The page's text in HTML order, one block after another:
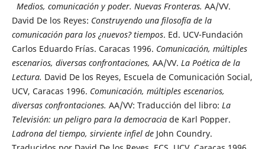
Medios, comunicación y poder. Nuevas Fronteras. AA/VV.
David De los Reyes: Construyendo una filosofía de la
comunicación para los ¿nuevos? tiempos. Ed. UCV-Fundación
Carlos Eduardo Frías. Caracas 1996. Comunicación, múltiples
escenarios, diversas confrontaciones, AA/VV. La Poética de la
Lectura. David De los Reyes, Escuela de Comunicación Social,
UCV, Caracas 1996. Comunicación, múltiples escenarios,
diversas confrontaciones. AA/VV: Traducción del libro: La
Televisión: un peligro para la democraciade Karl Popper.
Ladrona del tiempo, sirviente infiel de John Coundry.